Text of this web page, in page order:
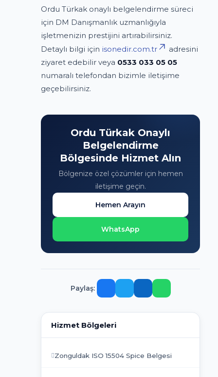
Ordu Türkak onaylı belgelendirme süreci
için DM Danışmanlık uzmanlığıyla
işletmenizin prestijini artırabilirsiniz.
Detaylı bilgi için isonedir.com.tr
adresini
ziyaret edebilir veya 0533 033 05 05
numaralı telefondan bizimle iletişime
geçebilirsiniz.
Ordu Türkak Onaylı
Belgelendirme
Bölgesinde Hizmet Alın
Bölgenize özel çözümler için hemen
iletişime geçin.
Hemen Arayın
WhatsApp
Paylaş:
Hizmet Bölgeleri
Zonguldak ISO 15504 Spice Belgesi